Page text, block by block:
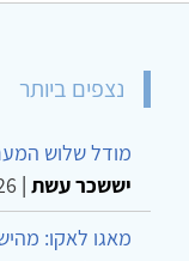
נצפים ביותר
מודל שלוש
יששכר עשת |
מאגו לאקו: